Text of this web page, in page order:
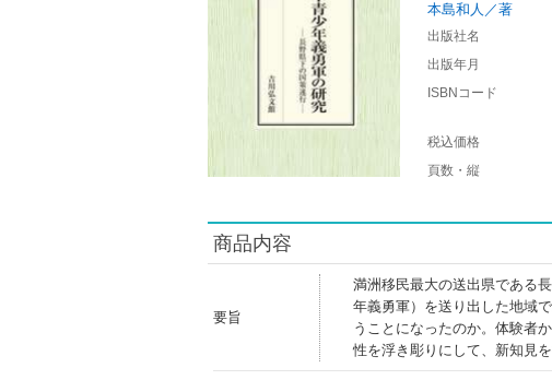
本島和人／著
出版社名
出版年月
ISBNコード
税込価格
頁数・縦
商品内容
要旨
満洲移民最大の送出県である
年義勇軍）を送り出した地域
うことになったのか。体験者
性を浮き彫りにして、新知見を